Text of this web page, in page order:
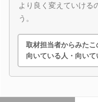
より良く変えていける
う。
取材担当者からみたこ
向いている人・向い